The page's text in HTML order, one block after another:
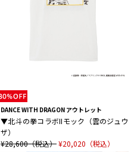
DANCE WITH DRAGON アウトレット
▼北斗の拳コラボIIモック（雲のジュウ
ザ）
¥28,600（税込）¥20,020（税込）